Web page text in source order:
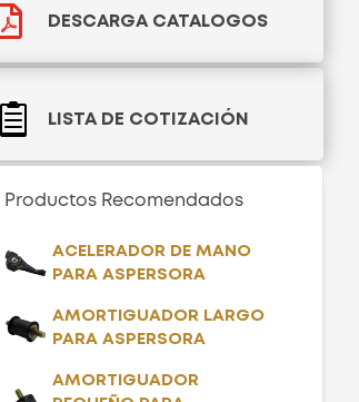
 DESCARGA CATALOGOS
 LISTA DE COTIZACIÓN
Productos Recomendados
ACELERADOR DE MANO
PARA ASPERSORA
AMORTIGUADOR LARGO
PARA ASPERSORA
AMORTIGUADOR